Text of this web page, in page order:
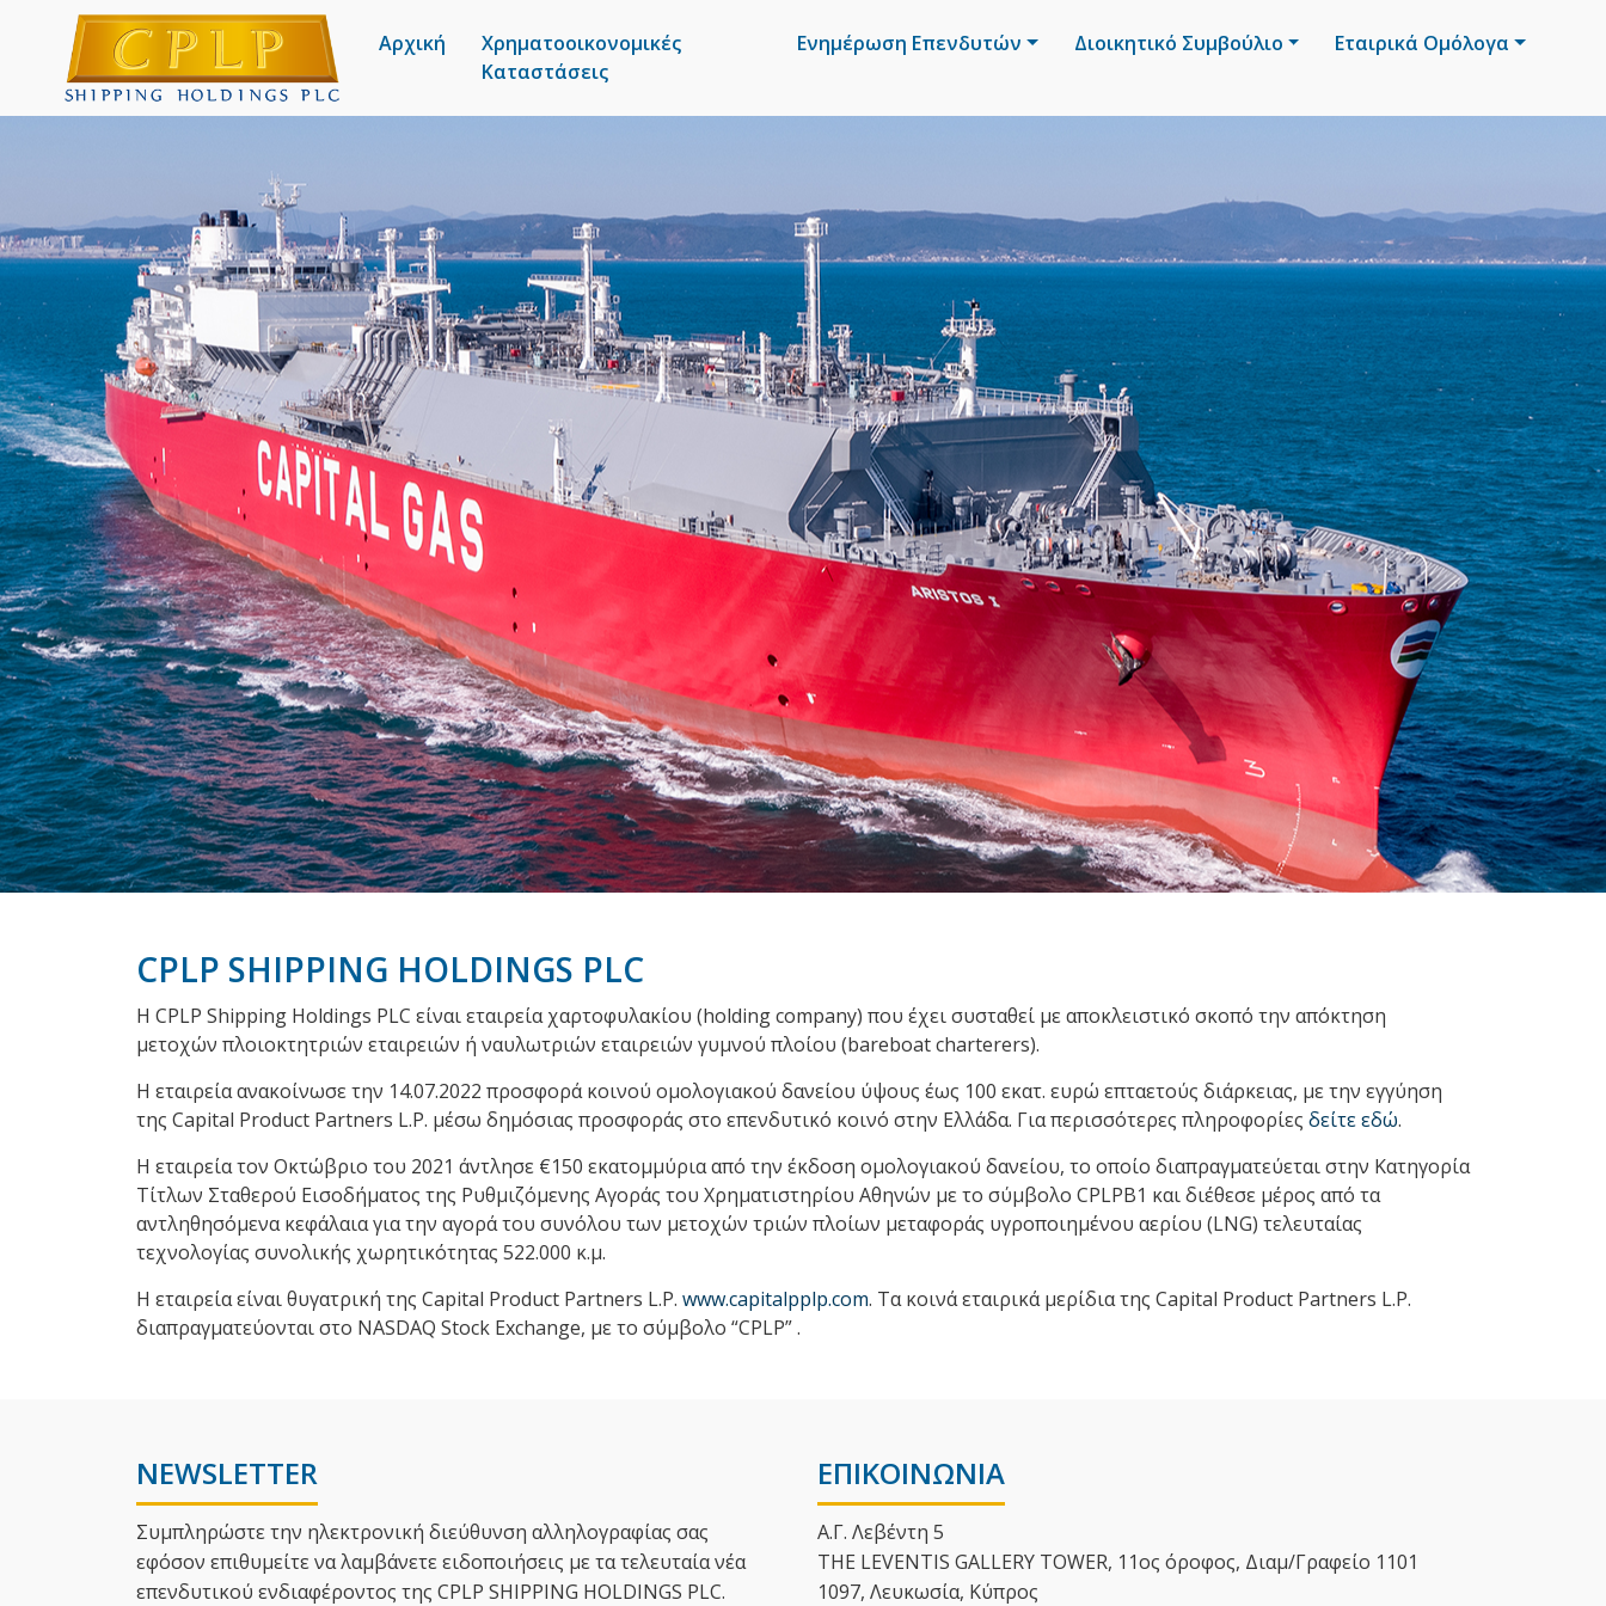
Αρχική
Χρηματοοικονομικές
Καταστάσεις
Ενημέρωση Επενδυτών Διοικητικό Συμβούλιο Εταιρικά Ομόλογα
CPLP SHIPPING HOLDINGS PLC
Η CPLP Shipping Holdings PLC είναι εταιρεία χαρτοφυλακίου (holding company) που έχει συσταθεί με αποκλειστικό σκοπό την απόκτηση
μετοχών πλοιοκτητριών εταιρειών ή ναυλωτριών εταιρειών γυμνού πλοίου (bareboat charterers).
Η εταιρεία ανακοίνωσε την 14.07.2022 προσφορά κοινού ομολογιακού δανείου ύψους έως 100 εκατ. ευρώ επταετούς διάρκειας, με την εγγύηση
της Capital Product Partners L.P. μέσω δημόσιας προσφοράς στο επενδυτικό κοινό στην Ελλάδα. Για περισσότερες πληροφορίες δείτε εδώ.
Η εταιρεία τον Οκτώβριο του 2021 άντλησε €150 εκατομμύρια από την έκδοση ομολογιακού δανείου, το οποίο διαπραγματεύεται στην Κατηγορία
Τίτλων Σταθερού Εισοδήματος της Ρυθμιζόμενης Αγοράς του Χρηματιστηρίου Αθηνών με το σύμβολο CPLPB1 και διέθεσε μέρος από τα
αντληθησόμενα κεφάλαια για την αγορά του συνόλου των μετοχών τριών πλοίων μεταφοράς υγροποιημένου αερίου (LNG) τελευταίας
τεχνολογίας συνολικής χωρητικότητας 522.000 κ.μ.
Η εταιρεία είναι θυγατρική της Capital Product Partners L.P. www.capitalpplp.com. Τα κοινά εταιρικά μερίδια της Capital Product Partners L.P.
διαπραγματεύονται στο NASDAQ Stock Exchange, με το σύμβολo “CPLP” .
NEWSLETTER
Συμπληρώστε την ηλεκτρονική διεύθυνση αλληλoγραφίας σας
εφόσον επιθυμείτε να λαμβάνετε ειδοποιήσεις με τα τελευταία νέα
επενδυτικού ενδιαφέροντος της CPLP SHIPPING HOLDINGS PLC.
ΕΠΙΚΟΙΝΩΝΙΑ
Α.Γ. Λεβέντη 5
THE LEVENTIS GALLERY TOWER, 11ος όροφος, Διαμ/Γραφείο 1101
1097, Λευκωσία, Κύπρος